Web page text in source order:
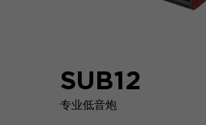
SUB12
专业低音炮